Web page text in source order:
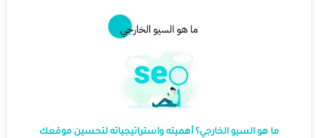
ما هو السيو الخارجي؟ أهميته واستراتيجياته لتحسين موقعك